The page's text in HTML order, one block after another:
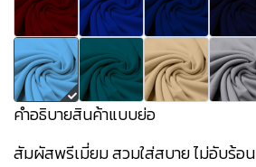
คำอธิบายสินค้าแบบย่อ
สัมผัสพรีเมี่ยม สวมใส่สบาย ไม่อับร้อน